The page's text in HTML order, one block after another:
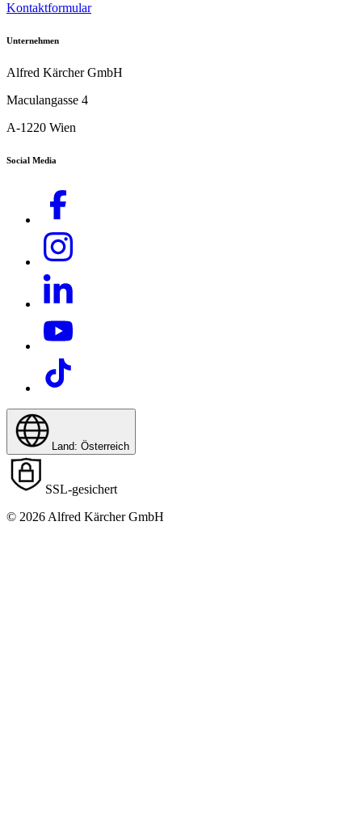
Kontaktformular
Unternehmen
Alfred Kärcher GmbH
Maculangasse 4
A-1220 Wien
Social Media
Land: Österreich
SSL-gesichert
© 2026 Alfred Kärcher GmbH